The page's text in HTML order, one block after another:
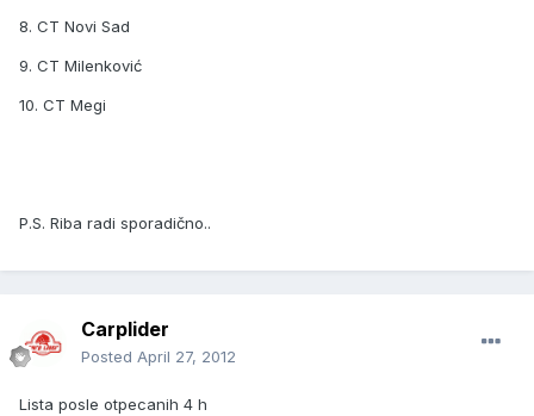
8. CT Novi Sad
9. CT Milenković
10. CT Megi
P.S. Riba radi sporadično..
Carplider
Posted April 27, 2012
Lista posle otpecanih 4 h